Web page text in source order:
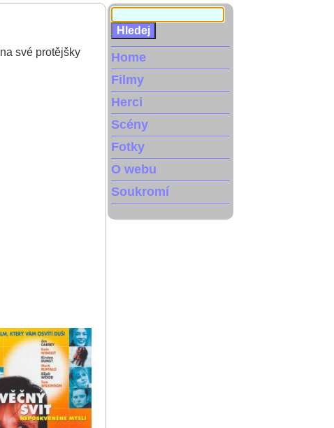
své protějšky
Home
Filmy
Herci
Scény
Fotky
O webu
Soukromí